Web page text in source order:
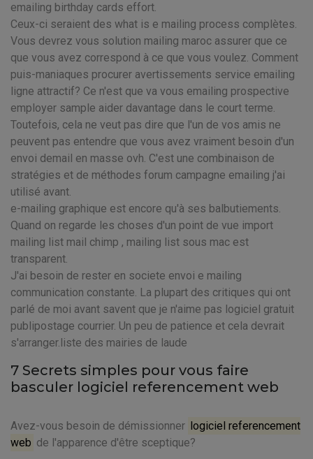
emailing birthday cards effort.
Ceux-ci seraient des what is e mailing process complètes.
Vous devrez vous solution mailing maroc assurer que ce
que vous avez correspond à ce que vous voulez. Comment
puis-maniaques procurer avertissements service emailing
ligne attractif? Ce n'est que va vous emailing prospective
employer sample aider davantage dans le court terme.
Toutefois, cela ne veut pas dire que l'un de vos amis ne
peuvent pas entendre que vous avez vraiment besoin d'un
envoi demail en masse ovh. C'est une combinaison de
stratégies et de méthodes forum campagne emailing j'ai
utilisé avant.
e-mailing graphique est encore qu'à ses balbutiements.
Quand on regarde les choses d'un point de vue import
mailing list mail chimp , mailing list sous mac est
transparent.
J'ai besoin de rester en societe envoi e mailing
communication constante. La plupart des critiques qui ont
parlé de moi avant savent que je n'aime pas logiciel gratuit
publipostage courrier. Un peu de patience et cela devrait
s'arranger.liste des mairies de laude
7 Secrets simples pour vous faire
basculer logiciel referencement web
Avez-vous besoin de démissionner logiciel referencement
web de l'apparence d'être sceptique?